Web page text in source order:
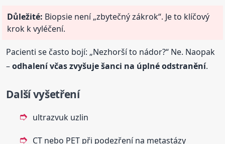
Důležité: Biopsie není „zbytečný zákrok“. Je to klíčový
krok k vyléčení.
Pacienti se často bojí: „Nezhorší to nádor?“ Ne. Naopak
–odhalení včas zvyšuje šanci na úplné odstranění.
Další vyšetření
ultrazvuk uzlin
CT nebo PET při podezření na metastázy